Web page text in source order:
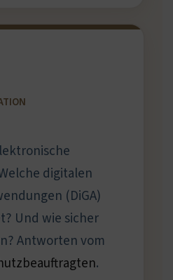
digitalen
(DiGA)
Und wie sicher
Antworten vom
.